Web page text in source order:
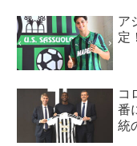
ア
定
コ
番
統